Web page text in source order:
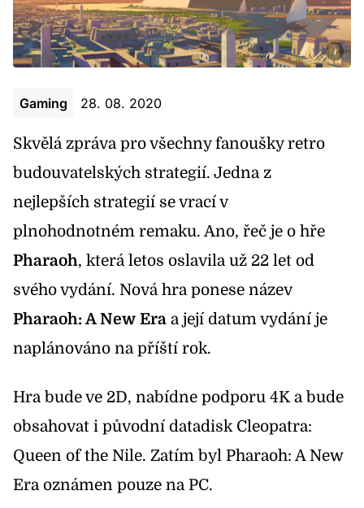
i
Gaming 28. 08. 2020
Skvělá zpráva pro všechny fanoušky retro
budouvatelských strategií. Jedna z
nejlepších strategií se vrací v
plnohodnotném remaku. Ano, řeč je o hře
Pharaoh, která letos oslavila už 22 let od
svého vydání. Nová hra ponese název
Pharaoh: A New Era a její datum vydání je
naplánováno na příští rok.
Hra bude ve 2D, nabídne podporu 4K a bude
obsahovat i původní datadisk Cleopatra:
Queen of the Nile. Zatím byl Pharaoh: A New
Era oznámen pouze na PC.